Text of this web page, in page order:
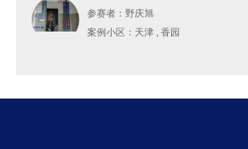
参赛者：野庆旭
案例小区：天津 , 香园